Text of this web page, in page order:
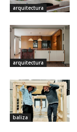
arquitectura
arquitectura
baliza